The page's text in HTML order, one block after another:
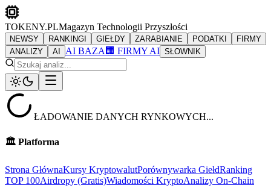
TOKENY.PLMagazyn Technologii Przyszłości
NEWSY RANKINGI GIEŁDY ZARABIANIE PODATKI
FIRMY
ANALIZY
AI AI BAZA 🏢 FIRMY AI SŁOWNIK
ŁADOWANIE DANYCH RYNKOWYCH...
🏛️ Platforma
Strona GłównaKursy KryptowalutPorównywarka GiełdRanking
TOP 100Airdropy (Gratis)Wiadomości KryptoAnalizy On-Chain